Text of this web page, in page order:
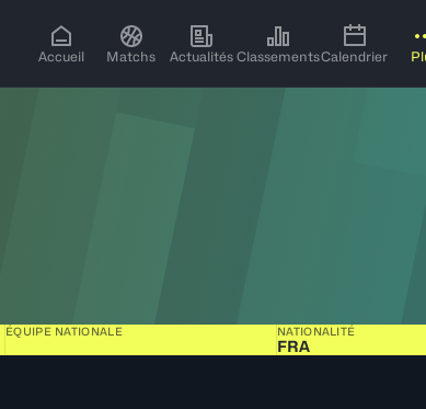
Accueil Matchs Actualités ClassementsCalendrier
ÉQUIPE NATIONALE NATIONALITÉ
FRA